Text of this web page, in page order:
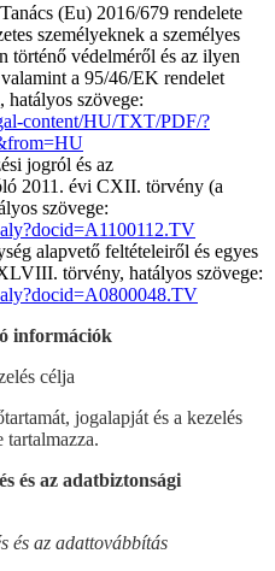
(Eu) 2016/679 rendelete
személyeknek a személyes
történő védelméről és az ilyen
a 95/46/EK rendelet
szövege:
content/HU/TXT/PDF/?
jogról és az
2011. évi CXII. törvény (a
szövege:
alapvető feltételeiről és egyes
törvény, hatályos szövege:
információk
célja
jogalapját és a kezelés
tartalmazza.
és az adatbiztonsági
és az adattovábbítás